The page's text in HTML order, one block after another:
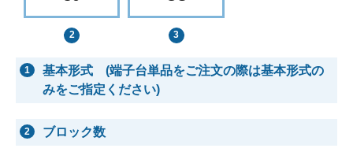
1
基本形式 (端子台単品をご注文の際は基本形式の
みをご指定ください)
2 ブロック数